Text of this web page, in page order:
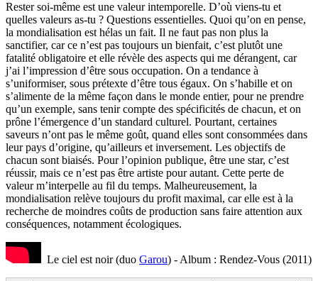
Rester soi-même est une valeur intemporelle. D’où viens-tu et
quelles valeurs as-tu ? Questions essentielles. Quoi qu’on en pense,
la mondialisation est hélas un fait. Il ne faut pas non plus la
sanctifier, car ce n’est pas toujours un bienfait, c’est plutôt une
fatalité obligatoire et elle révèle des aspects qui me dérangent, car
j’ai l’impression d’être sous occupation. On a tendance à
s’uniformiser, sous prétexte d’être tous égaux. On s’habille et on
s’alimente de la même façon dans le monde entier, pour ne prendre
qu’un exemple, sans tenir compte des spécificités de chacun, et on
prône l’émergence d’un standard culturel. Pourtant, certaines
saveurs n’ont pas le même goût, quand elles sont consommées dans
leur pays d’origine, qu’ailleurs et inversement. Les objectifs de
chacun sont biaisés. Pour l’opinion publique, être une star, c’est
réussir, mais ce n’est pas être artiste pour autant. Cette perte de
valeur m’interpelle au fil du temps. Malheureusement, la
mondialisation relève toujours du profit maximal, car elle est à la
recherche de moindres coûts de production sans faire attention aux
conséquences, notamment écologiques.
Le ciel est noir (duo Garou) - Album : Rendez-Vous (2011)